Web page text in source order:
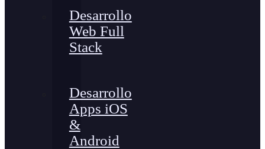
Desarrollo
Web Full
Stack
Desarrollo
Apps iOS
&
Android